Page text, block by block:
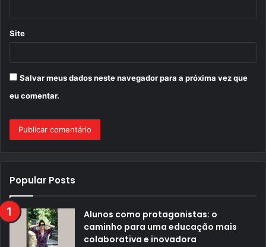
Site
Salvar meus dados neste navegador para a próxima vez que
eu comentar.
Popular Posts
Alunos como protagonistas: o
caminho para uma educação mais
colaborativa e inovadora